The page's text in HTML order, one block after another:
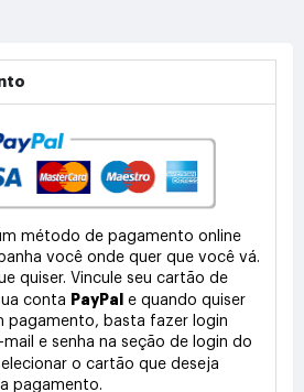
método de pagamento online
você onde quer que você vá.
quiser. Vincule seu cartão de
conta PayPal
e quando quiser
pagamento, basta fazer login
e senha na seção de login do
o cartão que deseja
pagamento.